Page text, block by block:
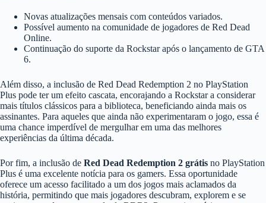
Novas atualizações mensais com conteúdos variados.
Possível aumento na comunidade de jogadores de Red Dead
Online.
Continuação do suporte da Rockstar após o lançamento de GTA
6.
Além disso, a inclusão de Red Dead Redemption 2 no PlayStation
Plus pode ter um efeito cascata, encorajando a Rockstar a considerar
mais títulos clássicos para a biblioteca, beneficiando ainda mais os
assinantes. Para aqueles que ainda não experimentaram o jogo, essa é
uma chance imperdível de mergulhar em uma das melhores
experiências da última década.
Por fim, a inclusão de Red Dead Redemption 2 grátis no PlayStation
Plus é uma excelente notícia para os gamers. Essa oportunidade
oferece um acesso facilitado a um dos jogos mais aclamados da
história, permitindo que mais jogadores descubram, explorem e se